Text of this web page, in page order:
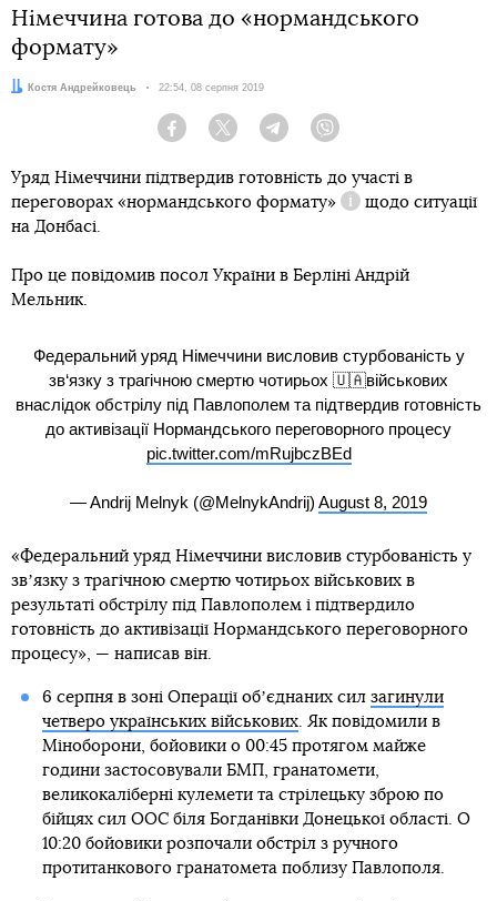
Німеччина готова до «нормандського
формату»
Автор:Костя Андрейковець Дата:
22:54, 08 серпня 2019
Facebook Twitter Telegram
Уряд Німеччини підтвердив готовність до участі в
переговорах «нормандського формату»
Довідка
щодо ситуації
на Донбасі.
Про це повідомив посол України в Берліні Андрій
Мельник.
Федеральний уряд Німеччини висловив стурбованість у
зв‘язку з трагічною смертю чотирьох 🇺🇦військових
внаслідок обстрілу під Павлополем та підтвердив готовність
до активізації Нормандського переговорного процесу
pic.twitter.com/mRujbczBEd
— Andrij Melnyk (@MelnykAndrij) August 8, 2019
«Федеральний уряд Німеччини висловив стурбованість у
звʼязку з трагічною смертю чотирьох військових в
результаті обстрілу під Павлополем і підтвердило
готовність до активізації Нормандського переговорного
процесу», — написав він.
6 серпня в зоні Операції обʼєднаних сил загинули
четверо українських військових. Як повідомили в
Міноборони, бойовики о 00:45 протягом майже
години застосовували БМП, гранатомети,
великокаліберні кулемети та стрілецьку зброю по
бійцях сил ООС біля Богданівки Донецької області. О
10:20 бойовики розпочали обстріл з ручного
протитанкового гранатомета поблизу Павлополя.